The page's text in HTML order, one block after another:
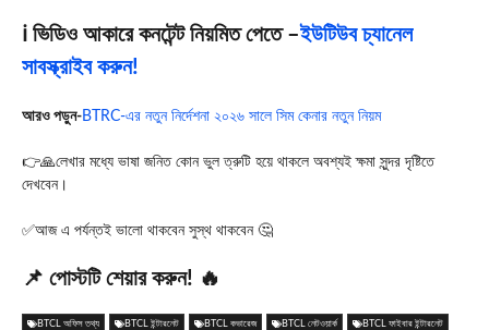
ℹ️ ভিডিও আকারে কনটেন্ট নিয়মিত পেতে –ইউটিউব চ্যানেল
সাবস্ক্রাইব করুন!
আরও পড়ুন-BTRC-এর নতুন নির্দেশনা ২০২৬ সালে সিম কেনার নতুন নিয়ম
👉🙏লেখার মধ্যে ভাষা জনিত কোন ভুল ত্রুটি হয়ে থাকলে অবশ্যই ক্ষমা সুন্দর দৃষ্টিতে
দেখবেন।
✅আজ এ পর্যন্তই ভালো থাকবেন সুস্থ থাকবেন 🤔
📌 পোস্টটি শেয়ার করুন! 🔥
BTCL অফিস তথ্য BTCL ইন্টারনেট BTCL কভারেজ BTCL নেটওয়ার্ক BTCL ফাইবার ইন্টারনেট